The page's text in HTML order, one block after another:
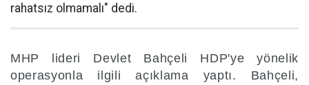
rahatsız olmamalı" dedi.
MHP lideri Devlet Bahçeli HDP'ye yönelik
operasyonla ilgili açıklama yaptı. Bahçeli,